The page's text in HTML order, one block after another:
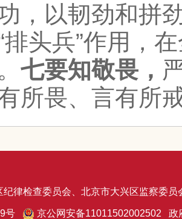
，以韧劲和拼
排头兵”作用，
七要知敬畏，
所畏、言有所
纪律检查委员会、北京市大兴区监察委员
号 京公网安备11011502002502 政